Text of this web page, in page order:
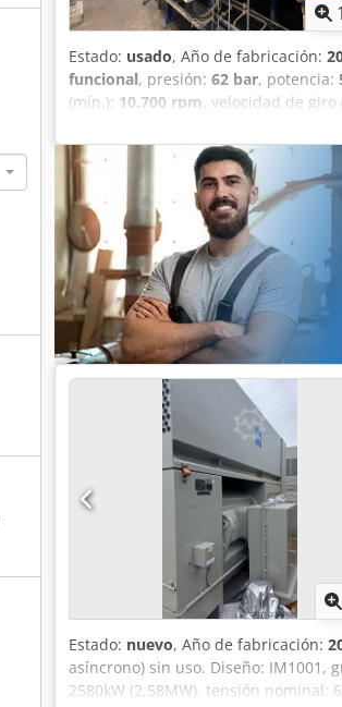
1
Estado: usado, Año de fabricación:
funcional, presión: 62 bar, potencia:
(mín.): 10.700 rpm, velocidad de giro
grupos GTA completos (turbina
grupos de control, piezas de
aproximadamente 52 bares y 450
obtener información adicional,
grupo GTA.
Estado: nuevo, Año de fabricación:
asíncrono) sin uso. Diseño: IM1001,
2580kW (2,58MW), tensión nominal: